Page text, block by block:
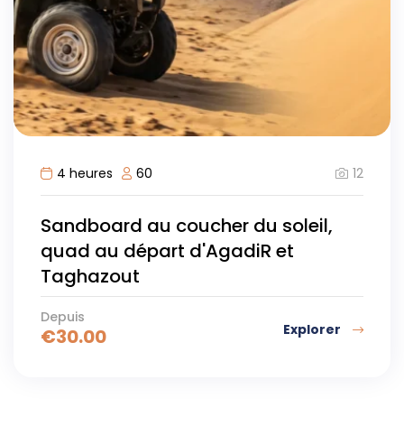
4 heures 60 12
Sandboard au coucher du soleil,
quad au départ d'AgadiR et
Taghazout
Depuis
€30.00 Explorer